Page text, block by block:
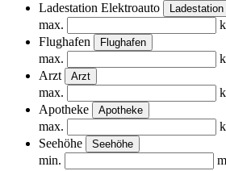
Ladestation Elektroauto
max.
Flughafen
Flughafen
max.
Arzt
Arzt
max.
Apotheke
Apotheke
max.
Seehöhe
Seehöhe
min. m